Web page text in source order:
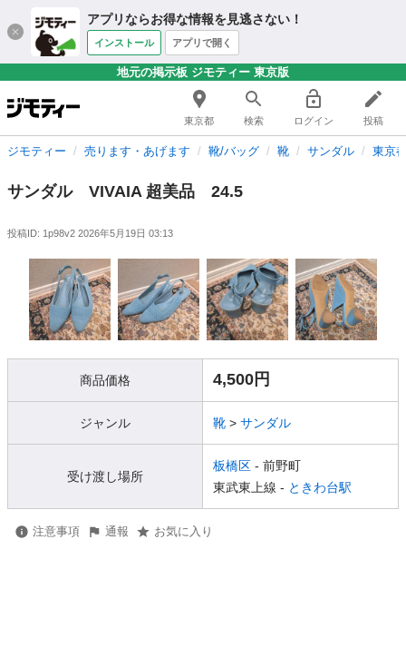
アプリならお得な情報を見逃さない！
インストール アプリで開く
地元の掲示板 ジモティー 東京版
東京都 検索 ログイン 投稿
ジモティー 売ります・あげます 靴/バッグ 靴 サンダル 東京
サンダル VIVAIA 超美品 24.5
投稿ID: 1p98v2 2026年5月19日 03:13
商品価格 4,500円
ジャンル 靴 > サンダル
受け渡し場所
板橋区 - 前野町
東武東上線 - ときわ台駅
注意事項 通報 お気に入り